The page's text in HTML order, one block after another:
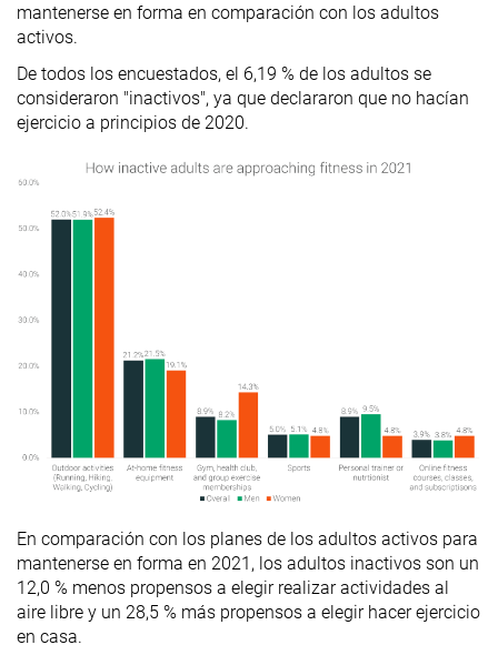
mantenerse en forma en comparación con los adultos
activos.
De todos los encuestados, el 6,19 % de los adultos se
consideraron "inactivos", ya que declararon que no hacían
ejercicio a principios de 2020.
En comparación con los planes de los adultos activos para
mantenerse en forma en 2021, los adultos inactivos son un
12,0 % menos propensos a elegir realizar actividades al
aire libre y un 28,5 % más propensos a elegir hacer ejercicio
en casa.